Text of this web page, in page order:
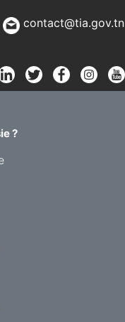
contact@tia.gov.tn
?